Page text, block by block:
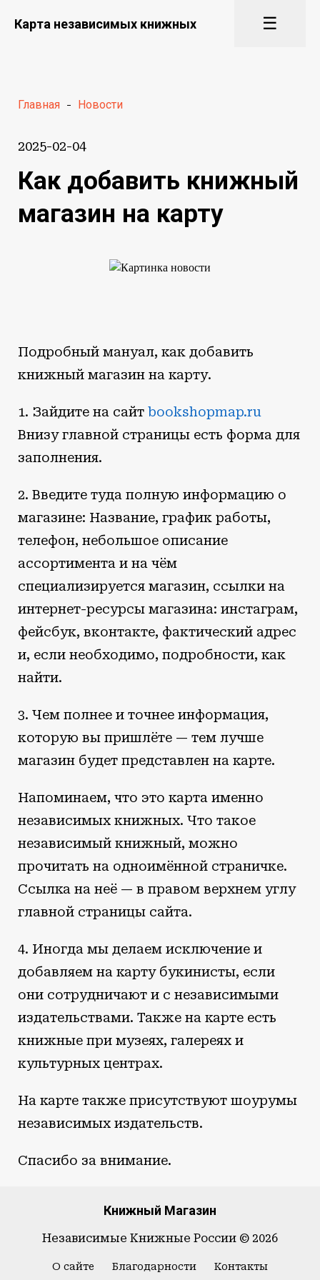
Карта независимых книжных ☰
Главная - Новости
2025-02-04
Как добавить книжный
магазин на карту
Подробный мануал, как добавить
книжный магазин на карту.
1. Зайдите на сайт bookshopmap.ru
Внизу главной страницы есть форма для
заполнения.
2. Введите туда полную информацию о
магазине: Название, график работы,
телефон, небольшое описание
ассортимента и на чём
специализируется магазин, ссылки на
интернет-ресурсы магазина: инстаграм,
фейсбук, вконтакте, фактический адрес
и, если необходимо, подробности, как
найти.
3. Чем полнее и точнее информация,
которую вы пришлёте — тем лучше
магазин будет представлен на карте.
Напоминаем, что это карта именно
независимых книжных. Что такое
независимый книжный, можно
прочитать на одноимённой страничке.
Ссылка на неё — в правом верхнем углу
главной страницы сайта.
4. Иногда мы делаем исключение и
добавляем на карту букинисты, если
они сотрудничают и с независимыми
издательствами. Также на карте есть
книжные при музеях, галереях и
культурных центрах.
На карте также присутствуют шоурумы
независимых издательств.
Спасибо за внимание.
Книжный Магазин
Независимые Книжные России © 2026
О сайте Благодарности Контакты